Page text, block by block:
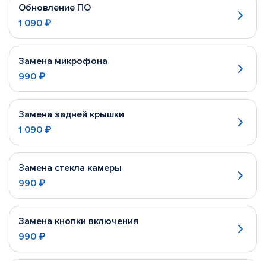
Обновление ПО
1 090 ₽
Замена микрофона
990 ₽
Замена задней крышки
1 090 ₽
Замена стекла камеры
990 ₽
Замена кнопки включения
990 ₽